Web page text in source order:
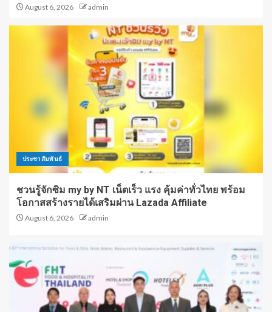
August 6, 2026 admin
ประชาสัมพันธ์
ชวนรู้จักซิม my by NT เน็ตเร็ว แรง คุ้มค่าทั่วไทย พร้อม
โอกาสสร้างรายได้เสริมผ่าน Lazada Affiliate
August 6, 2026 admin